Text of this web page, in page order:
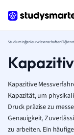
StudiumIngenieurwissenschaften
Kapazitive
Kapazität, um
Druck präzise zu
Genauigkeit,
zu arbeiten. Ein